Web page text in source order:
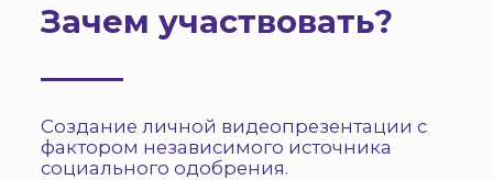
Зачем участвовать?
Создание личной видеопрезентации с
фактором независимого источника
социального одобрения.